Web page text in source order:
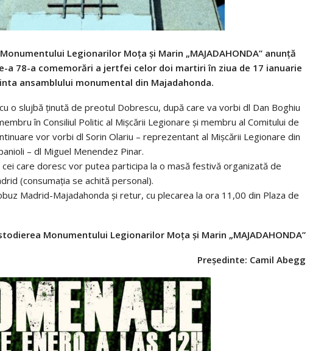
Legionarilor Moța și Marin „MAJADAHONDA” anunță
a 78-a comemorări a jertfei celor doi martiri în ziua de 17 ianuarie
ansamblului monumental din Majadahonda.
o slujbă ținută de preotul Dobrescu, după care va vorbi dl Dan Boghiu
în Consiliul Politic al Mişcării Legionare şi membru al Comitului de
vor vorbi dl Sorin Olariu – reprezentant al Mișcării Legionare din
– dl Miguel Menendez Pinar.
care doresc vor putea participa la o masă festivă organizată de
(consumaţia se achită personal).
Madrid-Majadahonda și retur, cu plecarea la ora 11,00 din Plaza de
Monumentului Legionarilor Moța și Marin „MAJADAHONDA”
Preşedinte: Camil Abegg